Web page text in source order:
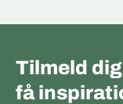
Tilmeld
få